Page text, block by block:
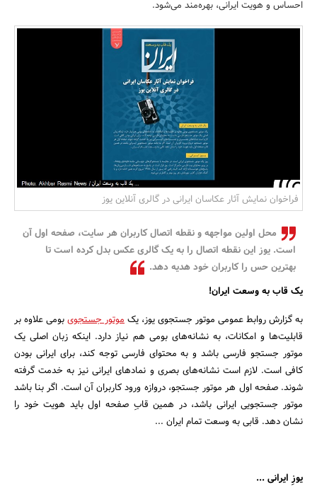
احساس و هویت ایرانی، بهره‌مند می‌شود.
فراخوان نمایش آثار عکاسان ایرانی در گالری آنلاین یوز
محل اولین مواجهه و نقطه اتصال کاربران هر سایت، صفحه اول آن
است. یوز این نقطه اتصال را به یک گالری عکس بدل کرده است تا
بهترین حس را کاربران خود هدیه دهد.
یک قاب به وسعت ایران!
به گزارش روابط عمومی موتور جستجوی یوز، یکموتور جستجویبومی علاوه بر
قابلیت‌ها و امکانات، به نشانه‌های بومی هم نیاز دارد. اینکه زبان اصلی یک
موتور جستجو فارسی باشد و به محتوای فارسی توجه کند، برای ایرانی بودن
کافی است. لازم است نشانه‌های بصری و نمادهای ایرانی نیز به خدمت گرفته
شوند. صفحه اول هر موتور جستجو، دروازه ورود کاربران آن است. اگر بنا باشد
موتور جستجویی ایرانی باشد، در همین قابِ صفحه اول باید هویت خود را
نشان دهد. قابی به وسعت تمام ایران ...
یوزِ ایرانی ...